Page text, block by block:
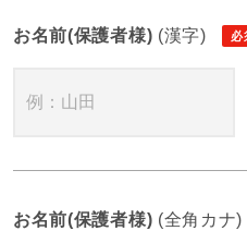
お名前(保護者様) (漢字)
お名前(保護者様) (全角カナ)